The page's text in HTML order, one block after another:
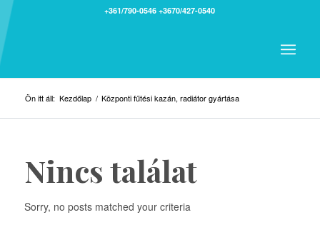
+361/790-0546 +3670/427-0540
Ön itt áll: Kezdőlap / Központi fűtési kazán, radiátor gyártása
Nincs találat
Sorry, no posts matched your criteria